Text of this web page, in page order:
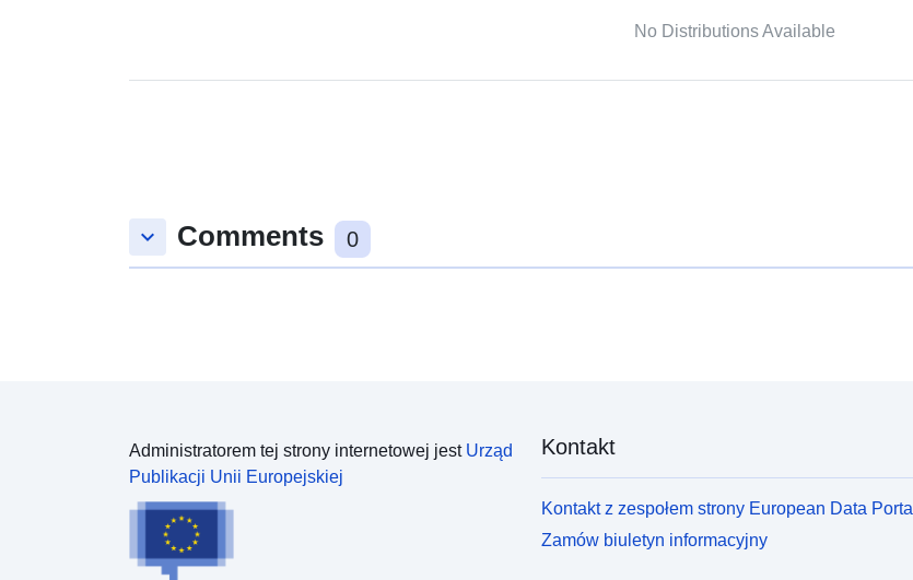
No Distributions Available
keyboard_arrow_down Comments 0
Administratorem tej strony internetowej jest Urząd
Publikacji Unii Europejskiej
Kontakt
Kontakt z zespołem strony European Data Portal
Zamów biuletyn informacyjny